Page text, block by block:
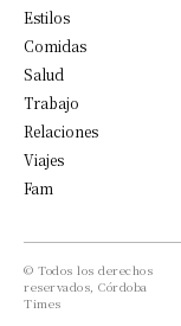
Estilos
Comidas
Salud
Trabajo
Relaciones
Viajes
Fam
© Todos los derechos
reservados, Córdoba
Times